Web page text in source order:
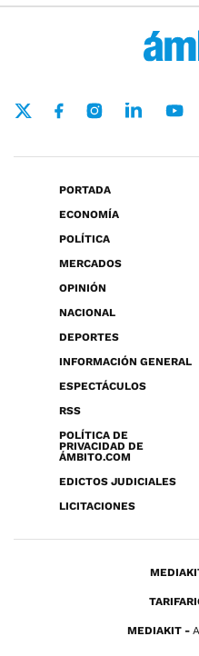
PORTADA
ECONOMÍA
POLÍTICA
MERCADOS
OPINIÓN
NACIONAL
DEPORTES
INFORMACIÓN GENERAL
ESPECTÁCULOS
RSS
POLÍTICA DE
PRIVACIDAD DE
ÁMBITO.COM
EDICTOS JUDICIALES
LICITACIONES
MEDIAKIT